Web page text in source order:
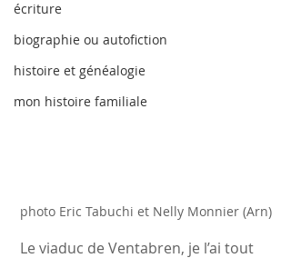
écriture
biographie ou autofiction
histoire et généalogie
mon histoire familiale
photo Eric Tabuchi et Nelly Monnier (Arn)